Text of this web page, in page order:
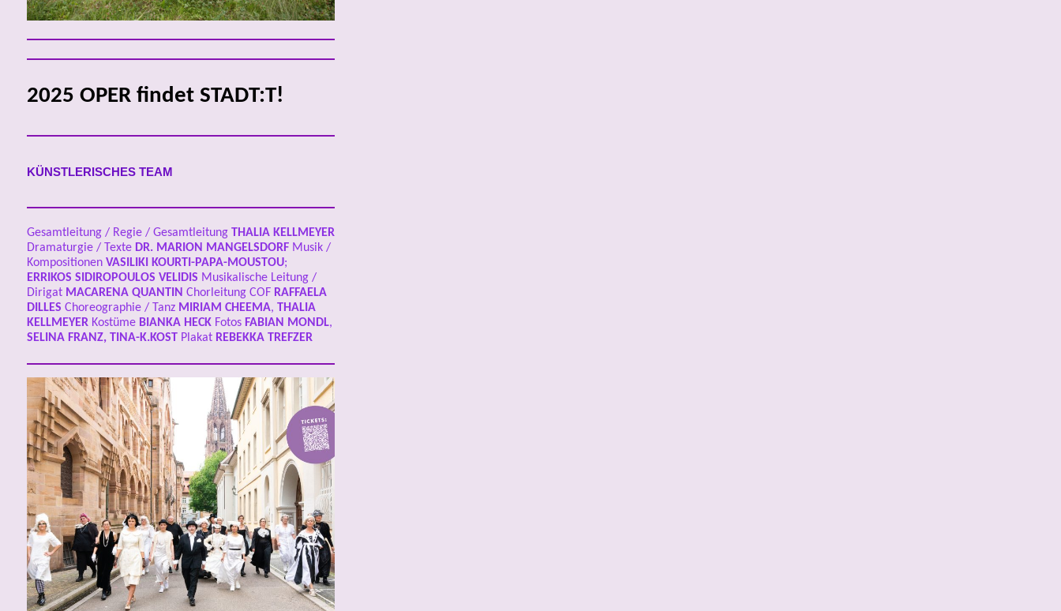
2025 OPER findet STADT:T!
KÜNSTLERISCHES TEAM
Gesamtleitung / Regie / Gesamtleitung THALIA KELLMEYER
Dramaturgie / Texte DR. MARION MANGELSDORF Musik /
Kompositionen VASILIKI KOURTI-PAPA-MOUSTOU;
ERRIKOS SIDIROPOULOS VELIDIS Musikalische Leitung /
Dirigat MACARENA QUANTIN Chorleitung COF RAFFAELA
DILLES Choreographie / Tanz MIRIAM CHEEMA, THALIA
KELLMEYERKostüme BIANKA HECKFotos FABIAN MONDL,
SELINA FRANZ, TINA-K.KOSTPlakat REBEKKA TREFZER